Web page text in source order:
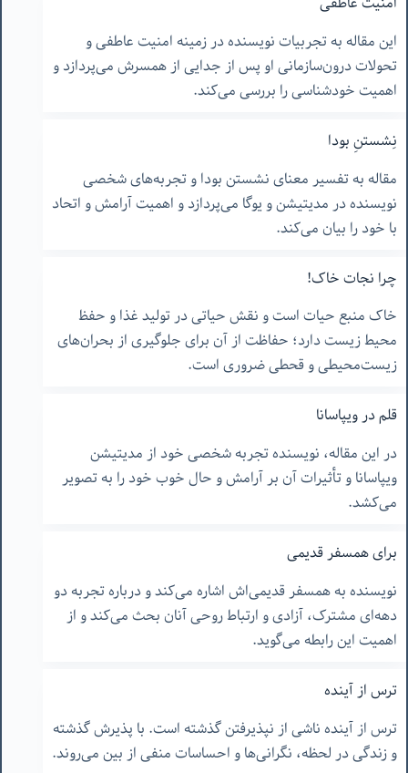
این مقاله به تجربیات نویسنده در زمینه امنیت عاطفی و
تحولات درون‌سازمانی او پس از جدایی از همسرش می‌پردازد و
اهمیت خودشناسی را بررسی می‌کند.
نِشستنِ بودا
مقاله به تفسیر معنای نشستن بودا و تجربه‌های شخصی
نویسنده در مدیتیشن و یوگا می‌پردازد و اهمیت آرامش و اتحاد
با خود را بیان می‌کند.
چرا نجات خاک!
خاک منبع حیات است و نقش حیاتی در تولید غذا و حفظ
محیط زیست دارد؛ حفاظت از آن برای جلوگیری از بحران‌های
زیست‌محیطی و قحطی ضروری است.
قلم در ویپاسانا
در این مقاله، نویسنده تجربه شخصی خود از مدیتیشن
ویپاسانا و تأثیرات آن بر آرامش و حال خوب خود را به تصویر
می‌کشد.
برای همسفر قدیمی
نویسنده به همسفر قدیمی‌اش اشاره می‌کند و درباره تجربه دو
دهه‌ای مشترک، آزادی و ارتباط روحی آنان بحث می‌کند و از
اهمیت این رابطه می‌گوید.
ترس از آینده
ترس از آینده ناشی از نپذیرفتن گذشته است. با پذیرش گذشته
و زندگی در لحظه، نگرانی‌ها و احساسات منفی از بین می‌روند.